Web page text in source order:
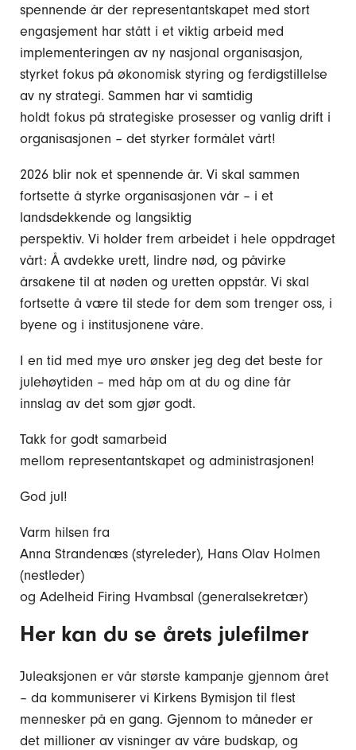
spennende år der representantskapet med stort
engasjement har stått i et viktig arbeid med
implementeringen av ny nasjonal organisasjon,
styrket fokus på økonomisk styring og ferdigstillelse
av ny strategi. Sammen har vi samtidig
holdt fokus på strategiske prosesser og vanlig drift i
organisasjonen – det styrker formålet vårt!
2026 blir nok et spennende år. Vi skal sammen
fortsette å styrke organisasjonen vår – i et
landsdekkende og langsiktig
perspektiv. Vi holder frem arbeidet i hele oppdraget
vårt: Å avdekke urett, lindre nød, og påvirke
årsakene til at nøden og uretten oppstår. Vi skal
fortsette å være til stede for dem som trenger oss, i
byene og i institusjonene våre.
I en tid med mye uro ønsker jeg deg det beste for
julehøytiden – med håp om at du og dine får
innslag av det som gjør godt.
Takk for godt samarbeid
mellom representantskapet og administrasjonen!
God jul!
Varm hilsen fra
Anna Strandenæs (styreleder), Hans Olav Holmen
(nestleder)
og Adelheid Firing Hvambsal (generalsekretær)
Her kan du se årets julefilmer
Juleaksjonen er vår største kampanje gjennom året
– da kommuniserer vi Kirkens Bymisjon til flest
mennesker på en gang. Gjennom to måneder er
det millioner av visninger av våre budskap, og